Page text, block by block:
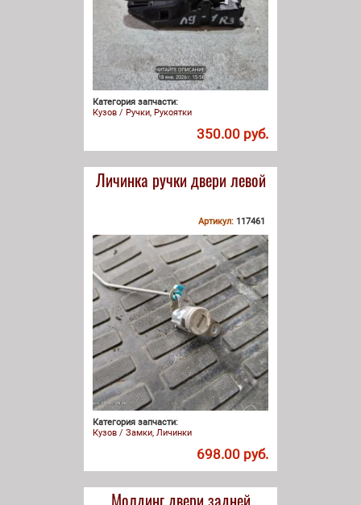
Категория запчасти:
Кузов / Ручки, Рукоятки
350.00 руб.
Личинка ручки двери левой
Артикул: 117461
Категория запчасти:
Кузов / Замки, Личинки
698.00 руб.